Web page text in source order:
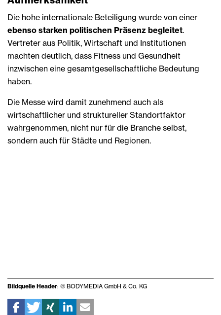
Die hohe internationale Beteiligung wurde von einer
ebenso starken politischen Präsenz begleitet.
Vertreter aus Politik, Wirtschaft und Institutionen
machten deutlich, dass Fitness und Gesundheit
inzwischen eine gesamtgesellschaftliche Bedeutung
haben.
Die Messe wird damit zunehmend auch als
wirtschaftlicher und struktureller Standortfaktor
wahrgenommen, nicht nur für die Branche selbst,
sondern auch für Städte und Regionen.
Bildquelle Header: © BODYMEDIA GmbH & Co. KG